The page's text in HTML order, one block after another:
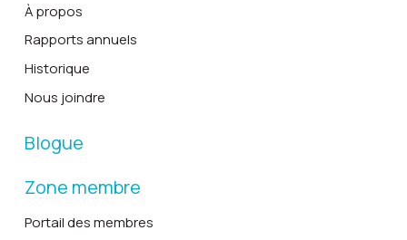
À propos
Rapports annuels
Historique
Nous joindre
Blogue
Zone membre
Portail des membres